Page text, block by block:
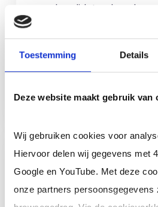
Toestemming Details
Deze website maakt gebruik van
Wij gebruiken cookies voor
Hiervoor delen wij gegevens met
Google en YouTube. Met deze
onze partners persoonsgegevens
kandidaten
voor u aan de slag
Meer informatie
Ik ben een
freelance of
professional
loondienst)